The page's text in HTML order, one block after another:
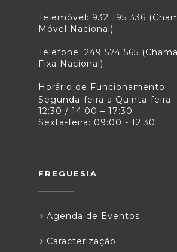
Telemóvel: 932 195 336
Móvel Nacional)
Telefone: 249 574 565
Fixa Nacional)
Horário de Funcionamento:
Segunda-feira a Quinta-feira:
12:30 / 14:00 – 17:30
Sexta-feira: 09:00 - 12:30
FREGUESIA
Agenda de Eventos
Caracterização